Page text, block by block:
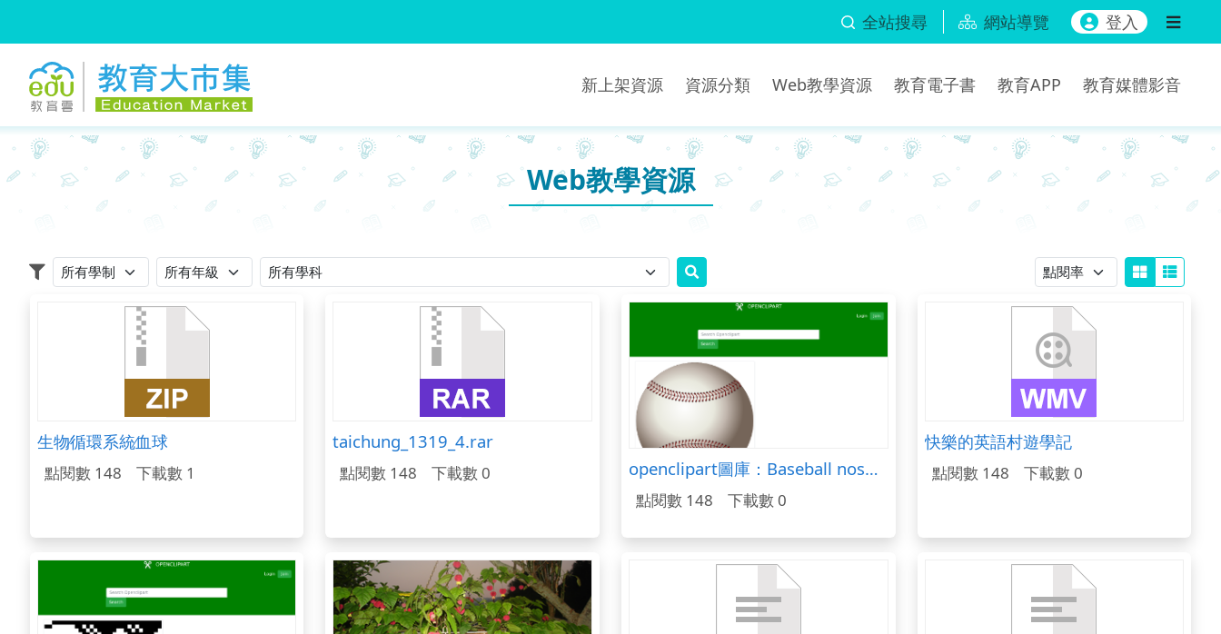
全站搜尋 網站導覽 登入
新上架資源 資源分類 Web教學資源 教育電子書 教育APP 教育媒體影音
Web教學資源
適用學制 適用年級 適用學科
生物∕循環系統∕血球
點閱數 148 下載數 1
taichung_1319_4.rar
點閱數 148 下載數 0 openclipart圖庫：Baseball noshadow
點閱數 148 下載數 0
快樂的英語村遊學記
點閱數 148 下載數 0